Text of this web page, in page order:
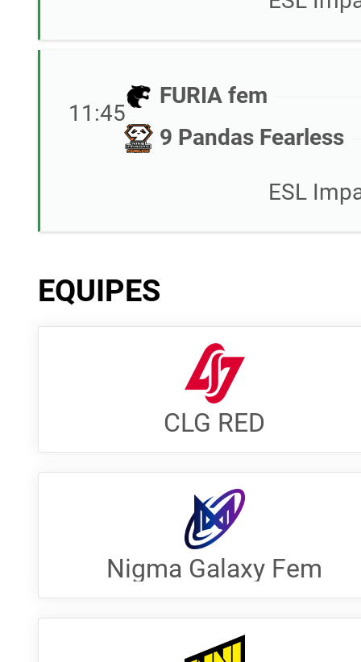
11:45
FURIA fem
9 Pandas Fearless
ESL
EQUIPES
CLG RED
Nigma Galaxy Fem